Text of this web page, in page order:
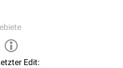
Edit: